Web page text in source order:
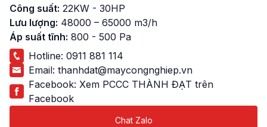
Công suất: 22KW - 30HP
Lưu lượng: 48000 – 65000 m3/h
Áp suất tĩnh: 800 - 500 Pa
Hotline: 0911 881 114
Email: thanhdat@maycongnghiep.vn
Facebook: Xem PCCC THÀNH ĐẠT trên
Facebook
Chat Zalo